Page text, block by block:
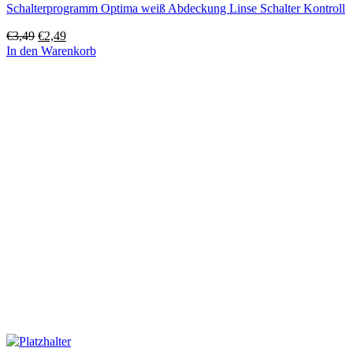
Schalterprogramm Optima weiß Abdeckung Linse Schalter Kontroll
€3,49 Ursprünglicher
Preis
€2,49Aktueller
Preis
In den Warenkorb